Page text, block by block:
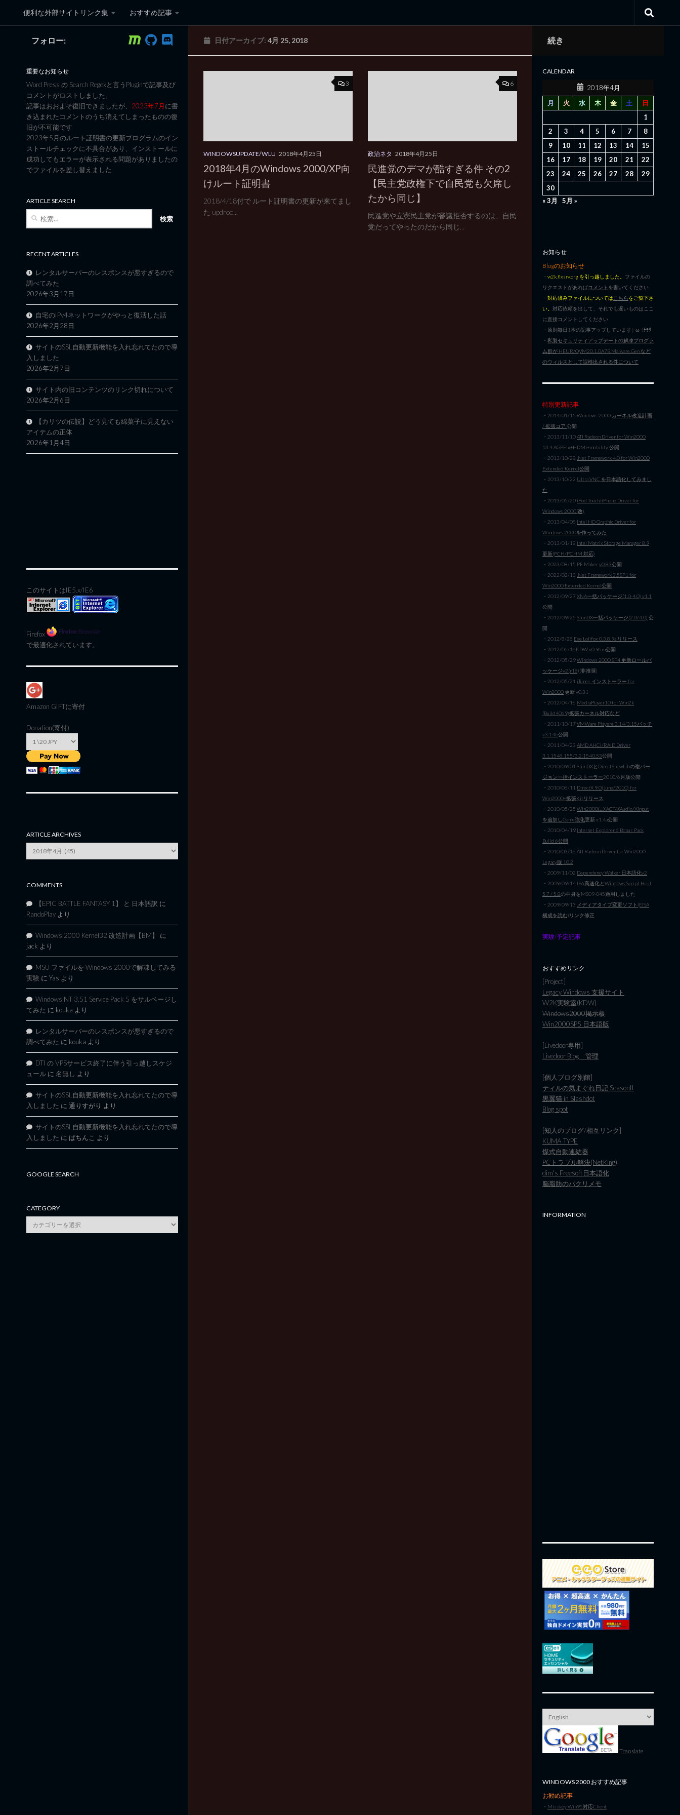
コンテンツへスキップ
便利な外部サイトリンク集 おすすめ記事
黒翼猫のコンピュータ日記 3rd Edition
日付アーカイブ:4月 25, 2018
3
WINDOWSUPDATE/WLU 2018年4月25日
2018年4月のWindows 2000/XP向
けルート証明書
2018/4/18付で ルート証明書の更新が来てまし
た updroo...
6
政治ネタ 2018年4月25日
民進党のデマが酷すぎる件 その2
【民主党政権下で自民党も欠席し
たから同じ】
民進党や立憲民主党が審議拒否するのは、自民
党だってやったのだから同じ...
フォロー:
重要なお知らせ
Word Press の Search Regexと言うPluginで記事及び
コメントがロストしました。
記事はおおよそ復旧できましたが、 2023年7月に書
き込まれたコメントのうち消えてしまったものの復
旧が不可能です
2023年5月のルート証明書の更新プログラムのイン
ストールチェックに不具合があり、インストールに
成功してもエラーが表示される問題がありましたの
でファイルを差し替えました
ARTICLE SEARCH
RECENT ARTICLES
レンタルサーバーのレスポンスが悪すぎるので
調べてみた
2026年3月17日
自宅のIPv4ネットワークがやっと復活した話
2026年2月28日
サイトのSSL自動更新機能を入れ忘れてたので導
入しました
2026年2月7日
サイト内の旧コンテンツのリンク切れについて
2026年2月6日
【カリツの伝説】どう見ても綿菓子に見えない
アイテムの正体
2026年1月4日
このサイトはIE5.x/IE6
Firefox
で最適化されています。
Amazon GIFTに寄付
Donation(寄付)
ARTICLE ARCHIVES
Archives
COMMENTS
【EPIC BATTLE FANTASY 1】 と 日本語訳 に
RandoPlay より
Windows 2000 Kernel32 改造計画【BM】
に
jack より
MSU ファイルを Windows 2000で解凍してみる
実験 に Yas より
Windows NT 3.51 Service Pack 5 をサルベージし
てみた に kouka より
レンタルサーバーのレスポンスが悪すぎるので
調べてみた に kouka より
DTI の VPSサービス終了に伴う引っ越しスケジ
ュール に 名無し より
サイトのSSL自動更新機能を入れ忘れてたので導
入しました に 通りすがり より
サイトのSSL自動更新機能を入れ忘れてたので導
入しました に ぱちんこ より
GOOGLE SEARCH
CATEGORY
category
続き
CALENDAR
2018年4月
月
火 水 木 金 土
日
1
2
3 4 5 6 7
8
9
10 11 12 13 14
15
16
17 18 19 20 21
22
23
24 25 26 27 28
29
30
« 3月
5月 »
お知らせ
Blogのお知らせ
・ w2k.flxsrv.org を引っ越しました。 ファイルの
リクエストがあればコメント を書いてください
・ 対応済みファイルについては こちらをご覧下さ
い。 対応依頼を出して、それでも遅いものはここ
に直接コメントしてください
・原則毎日1本の記事アップしています|･ω･)ﾁﾗﾘ
・ 私製セキュリティアップデートの解凍プログラ
ム群が HEUR/QVM20.1.0A7B.Malware.Gen など
のウィルスとして誤検出される件について
特別更新記事
・2014/01/15 Windows 2000 カーネル改造計画
/ 拡張コア 公開
・2013/11/10ATI Radeon Driver for Win2000
13.4 AGPFix+HDMI+mobility 公開
・2013/10/28 .Net Framework 4.0 for Win2000
Extended Kernel公開
・2013/10/22 Ultra VNC を日本語化してみまし
た
・2013/05/20 iPod Touch/iPhone Driver for
Windows 2000(改)
・2013/04/08 Intel HD Graphic Driver for
Windows 2000を作ってみた
・2013/01/18 Intel Matrix Storage Manager 8.9
更新(PCH/PCHM 対応)
・2023/08/15 PE Makerv0.83公開
・2022/02/13 .Net Framework 3.5SP1 for
Win2000 Extended Kernel公開
・2012/09/27XNA一括パッケージ(1.0-4.0) v1.1
公開
・2012/09/25 SlimDX一括パッケージ(2.0/4.0) 公
開
・2012/8/28 Ese Lolifox 0.3.8.9a リリース
・2012/06/16KDW v0.96m公開
・2012/05/29Windows 2000 SP4 更新ロールパ
ッケージv2(r18)(非推奨)
・2012/05/21 iTunes インストーラー for
Win2000更新 v0.31
・2012/04/16 MediaPlayer10 for Win2k
(Build4069)拡張カーネル対応など
・2011/10/17VMWare Playere 3.14/3.15パッチ
v3.14b公開
・2011/04/23 AMD AHCI/RAID Driver
3.1.1548.155/3.2.1540.53公開
・2010/09/01 SlimDXとDirectShowLibの複バー
ジョン一括インストーラー2010/6月版公開
・2010/06/11 DirectX 9.0(June/2010) for
Win2000+拡張Kitリリース
・2010/05/25 Win2000にXACT/XAudio/XInput
を追加しGame強化更新 v1.4a公開
・2010/04/19 Internet Explorer 6 Bonus Pack
Build 6公開
・2010/03/16 ATI Radeon Driver for Win2000
Legacy版 10.2
・2009/11/02 Dependency Walker 日本語化v2
・2009/09/14 IE6高速化とWindows Script Host
5.7 / 5.8の中身をMS09-045適用しました
・2009/09/13 メディアタイプ変更ソフト(EISA
構成を読む) リンク修正
実験/予定記事
おすすめリンク
[Project]
Legacy Windows 支援サイト
W2K実験室(KDW)
Windows2000掲示板
Win2000SP5 日本語版
[Livedoor専用]
Livedoor Blog 管理
[個人ブログ別館]
ティルの気まぐれ日記 SeasonII
黒翼猫 in Slashdot
Blog spot
[知人のブログ/相互リンク]
KUMA TYPE
煤式自動連結器
PCトラブル解決(NetKing)
dim's Freesoft日本語化
脳脂肪のパクリメモ
INFORMATION
Translate
WINDOWS 2000 おすすめ記事
お勧め記事
・ Misskey Win95対応Client